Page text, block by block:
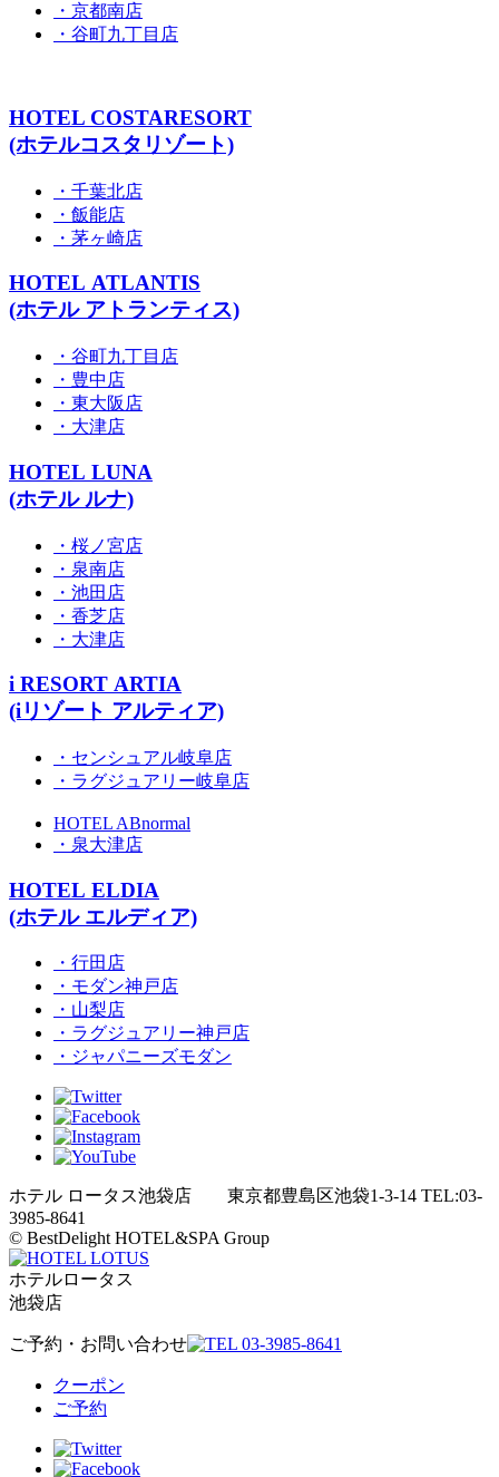
・京都南店
・谷町九丁目店
HOTEL COSTARESORT
(ホテルコスタリゾート)
・千葉北店
・飯能店
・茅ヶ崎店
HOTEL ATLANTIS
(ホテル アトランティス)
・谷町九丁目店
・豊中店
・東大阪店
・大津店
HOTEL LUNA
(ホテル ルナ)
・桜ノ宮店
・泉南店
・池田店
・香芝店
・大津店
i RESORT ARTIA
(iリゾート アルティア)
・センシュアル岐阜店
・ラグジュアリー岐阜店
HOTEL ABnormal
・泉大津店
HOTEL ELDIA
(ホテル エルディア)
・行田店
・モダン神戸店
・山梨店
・ラグジュアリー神戸店
・ジャパニーズモダン
ホテル ロータス池袋店 東京都豊島区池袋1-3-14 TEL:03-
3985-8641
© BestDelight HOTEL&SPA Group
ホテルロータス
池袋店
ご予約・お問い合わせ
クーポン
ご予約